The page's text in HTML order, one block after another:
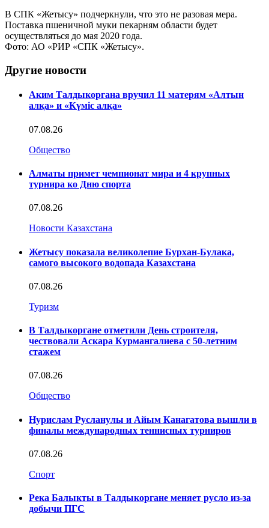
В СПК «Жетысу» подчеркнули, что это не разовая мера.
Поставка пшеничной муки пекарням области будет
осуществляться до мая 2020 года.
Фото: АО «РИР «СПК «Жетысу».
Другие новости
Аким Талдыкоргана вручил 11 матерям «Алтын
алқа» и «Күміс алқа»
07.08.26
Общество
Алматы примет чемпионат мира и 4 крупных
турнира ко Дню спорта
07.08.26
Новости Казахстана
Жетысу показала великолепие Бурхан-Булака,
самого высокого водопада Казахстана
07.08.26
Туризм
В Талдыкоргане отметили День строителя,
чествовали Аскара Курмангалиева с 50-летним
стажем
07.08.26
Общество
Нурислам Русланулы и Айым Канагатова вышли в
финалы международных теннисных турниров
07.08.26
Спорт
Река Балыкты в Талдыкоргане меняет русло из-за
добычи ПГС